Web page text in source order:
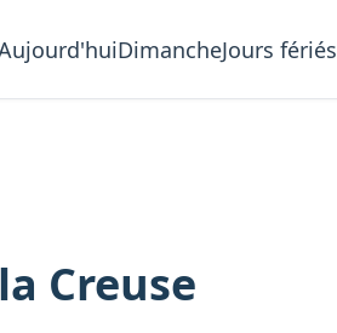
DimancheJours fériés
Creuse